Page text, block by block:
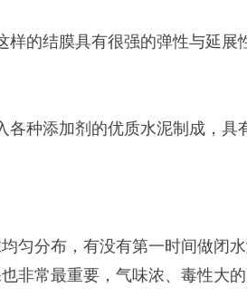
结膜具有很强的弹性与延展
添加剂的优质水泥制成，具
分布，有没有第一时间做闭水
常最重要，气味浓、毒性大